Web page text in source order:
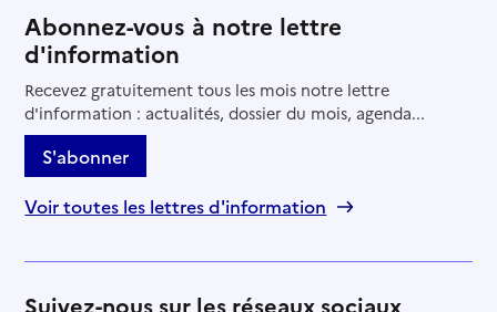
Abonnez-vous à notre lettre
d'information
Recevez gratuitement tous les mois notre lettre
d'information : actualités, dossier du mois, agenda...
S'abonner
Voir toutes les lettres d'information
Suivez-nous sur les réseaux sociaux